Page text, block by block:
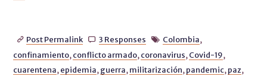
 Post Permalink  3 Responses  Colombia,
confinamiento, conflicto armado, coronavirus, Covid-19,
cuarentena, epidemia, guerra, militarización, pandemic, paz,